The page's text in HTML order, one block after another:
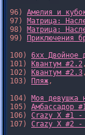
96) Амелия и
97) Матрица:
98) Матрица:
99)
Приключения
100) 6xx Двойное
101)
Квантум #2.2,
102)
Квантум #2.3,
103)
Пляж,
104) Моя девушка
105) Амбассадор
106) Crazy X #1 -
107) Crazy X #2 -